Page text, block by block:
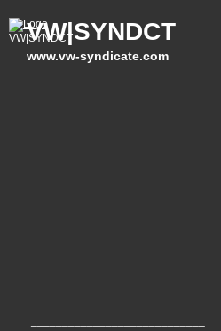
VW|SYNDCT
www.vw-syndicate.com